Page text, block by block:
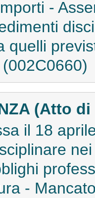
-
quelli
(Atto
il 18
-